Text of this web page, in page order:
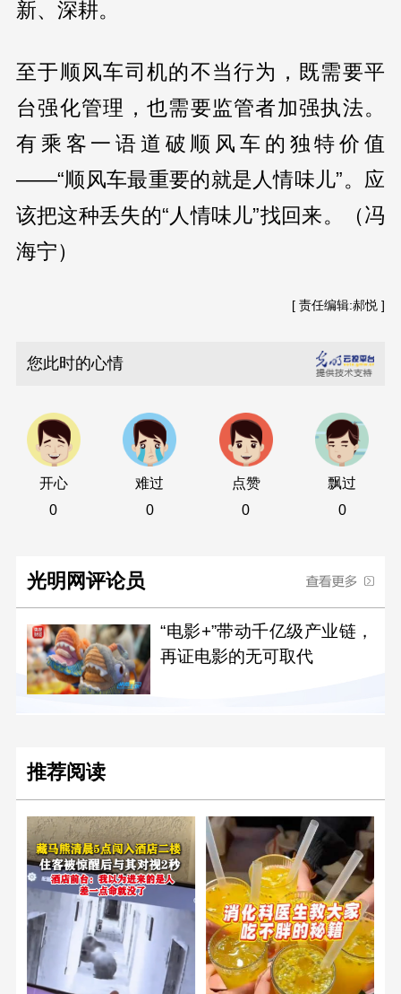
新、深耕。
至于顺风车司机的不当行为，既需要平
台强化管理，也需要监管者加强执法。
有乘客一语道破顺风车的独特价值
——“顺风车最重要的就是人情味儿”。应
该把这种丢失的“人情味儿”找回来。（冯
海宁）
[ 责任编辑:郝悦 ]
您此时的心情
开心
0
难过
0
点赞
0
飘过
0
光明网评论员
“电影+”带动千亿级产业链，
再证电影的无可取代
推荐阅读